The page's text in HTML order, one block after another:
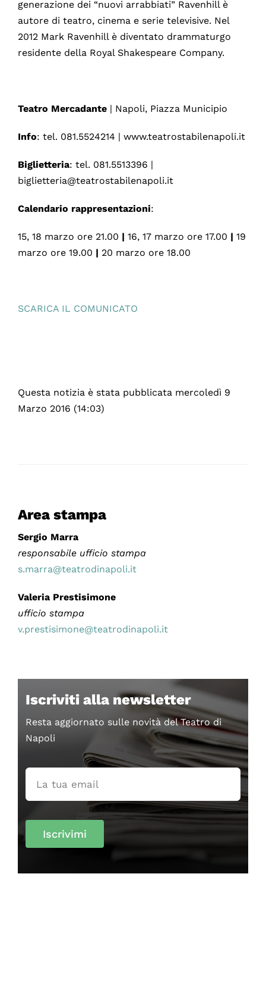
generazione dei “nuovi arrabbiati” Ravenhill è
autore di teatro, cinema e serie televisive. Nel
2012 Mark Ravenhill è diventato drammaturgo
residente della Royal Shakespeare Company.
Teatro Mercadante | Napoli, Piazza Municipio
Info: tel. 081.5524214 | www.teatrostabilenapoli.it
Biglietteria: tel. 081.5513396 |
biglietteria@teatrostabilenapoli.it
Calendario rappresentazioni:
15, 18 marzo ore 21.00 | 16, 17 marzo ore 17.00 | 19
marzo ore 19.00 | 20 marzo ore 18.00
SCARICA IL COMUNICATO
Questa notizia è stata pubblicata mercoledì 9
Marzo 2016 (14:03)
Area stampa
Sergio Marra
responsabile ufficio stampa
s.marra@teatrodinapoli.it
Valeria Prestisimone
ufficio stampa
v.prestisimone@teatrodinapoli.it
Iscriviti alla newsletter
Resta aggiornato sulle novità del Teatro di
Napoli
Iscrivimi